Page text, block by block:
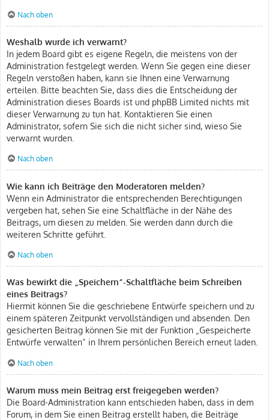
Nach oben
Weshalb wurde ich verwarnt?
In jedem Board gibt es eigene Regeln, die meistens von der
Administration festgelegt werden. Wenn Sie gegen eine dieser
Regeln verstoßen haben, kann sie Ihnen eine Verwarnung
erteilen. Bitte beachten Sie, dass dies die Entscheidung der
Administration dieses Boards ist und phpBB Limited nichts mit
dieser Verwarnung zu tun hat. Kontaktieren Sie einen
Administrator, sofern Sie sich die nicht sicher sind, wieso Sie
verwarnt wurden.
Nach oben
Wie kann ich Beiträge den Moderatoren melden?
Wenn ein Administrator die entsprechenden Berechtigungen
vergeben hat, sehen Sie eine Schaltfläche in der Nähe des
Beitrags, um diesen zu melden. Sie werden dann durch die
weiteren Schritte geführt.
Nach oben
Was bewirkt die „Speichern“-Schaltfläche beim Schreiben
eines Beitrags?
Hiermit können Sie die geschriebene Entwürfe speichern und zu
einem späteren Zeitpunkt vervollständigen und absenden. Den
gesicherten Beitrag können Sie mit der Funktion „Gespeicherte
Entwürfe verwalten“ in Ihrem persönlichen Bereich erneut laden.
Nach oben
Warum muss mein Beitrag erst freigegeben werden?
Die Board-Administration kann entschieden haben, dass in dem
Forum, in dem Sie einen Beitrag erstellt haben, die Beiträge